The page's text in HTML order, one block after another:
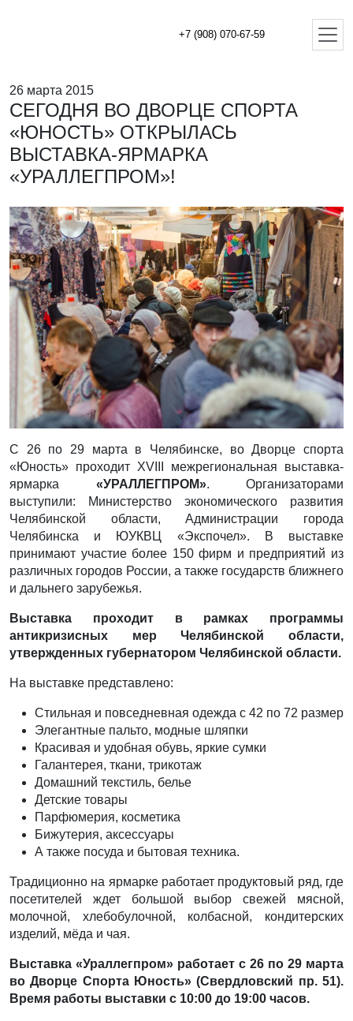
+7 (908) 070-67-59
26 марта 2015
СЕГОДНЯ ВО ДВОРЦЕ СПОРТА
«ЮНОСТЬ» ОТКРЫЛАСЬ
ВЫСТАВКА-ЯРМАРКА
«УРАЛЛЕГПРОМ»!
С 26 по 29 марта в Челябинске, во Дворце спорта
«Юность» проходит XVIII межрегиональная выставка-
ярмарка «УРАЛЛЕГПРОМ». Организаторами
выступили: Министерство экономического развития
Челябинской области, Администрации города
Челябинска и ЮУКВЦ «Экспочел». В выставке
принимают участие более 150 фирм и предприятий из
различных городов России, а также государств ближнего
и дальнего зарубежья.
Выставка проходит в рамках программы
антикризисных мер Челябинской области,
утвержденных губернатором Челябинской области.
На выставке представлено:
Стильная и повседневная одежда с 42 по 72 размер
Элегантные пальто, модные шляпки
Красивая и удобная обувь, яркие сумки
Галантерея, ткани, трикотаж
Домашний текстиль, белье
Детские товары
Парфюмерия, косметика
Бижутерия, аксессуары
А также посуда и бытовая техника.
Традиционно на ярмарке работает продуктовый ряд, где
посетителей ждет большой выбор свежей мясной,
молочной, хлебобулочной, колбасной, кондитерских
изделий, мёда и чая.
Выставка «Ураллегпром» работает с 26 по 29 марта
во Дворце Спорта Юность» (Свердловский пр. 51).
Время работы выставки с 10:00 до 19:00 часов.